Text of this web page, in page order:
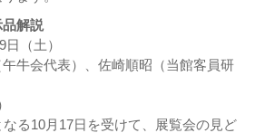
解説
（土）
牛会代表）、佐崎順昭（当館客員研
る10月17日を受けて、展覧会の見ど